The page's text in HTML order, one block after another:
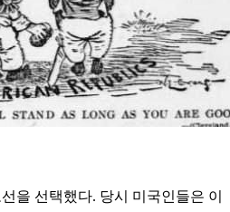
을 선택했다. 당시 미국인들은 이